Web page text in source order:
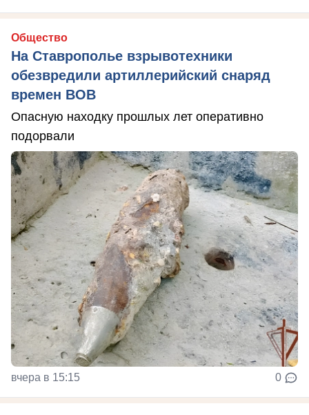
Общество
На Ставрополье взрывотехники
обезвредили артиллерийский снаряд
времен ВОВ
Опасную находку прошлых лет оперативно
подорвали
вчера в 15:15 0